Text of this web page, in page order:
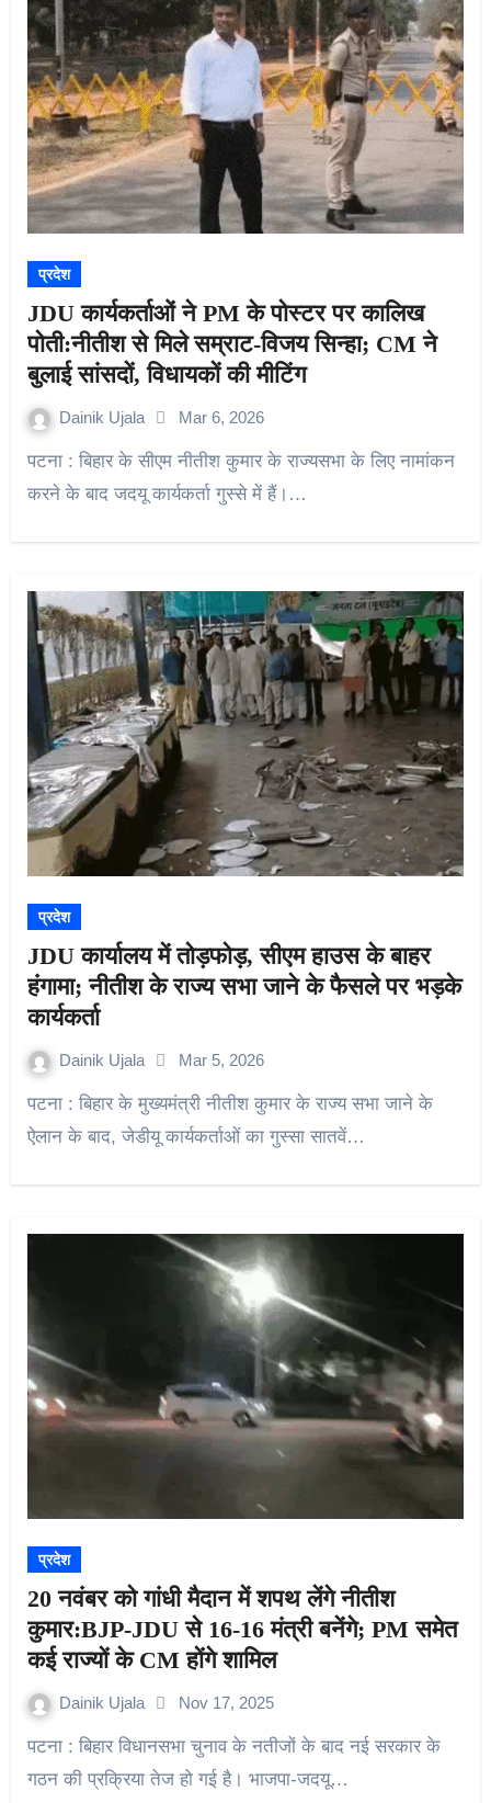
प्रदेश
JDU कार्यकर्ताओं ने PM के पोस्टर पर कालिख
पोती:नीतीश से मिले सम्राट-विजय सिन्हा; CM ने
बुलाई सांसदों, विधायकों की मीटिंग
Dainik Ujala Mar 6, 2026
पटना : बिहार के सीएम नीतीश कुमार के राज्यसभा के लिए नामांकन
करने के बाद जदयू कार्यकर्ता गुस्से में हैं।…
प्रदेश
JDU कार्यालय में तोड़फोड़, सीएम हाउस के बाहर
हंगामा; नीतीश के राज्य सभा जाने के फैसले पर भड़के
कार्यकर्ता
Dainik Ujala Mar 5, 2026
पटना : बिहार के मुख्यमंत्री नीतीश कुमार के राज्य सभा जाने के
ऐलान के बाद, जेडीयू कार्यकर्ताओं का गुस्सा सातवें…
प्रदेश
20 नवंबर को गांधी मैदान में शपथ लेंगे नीतीश
कुमार:BJP-JDU से 16-16 मंत्री बनेंगे; PM समेत
कई राज्यों के CM होंगे शामिल
Dainik Ujala Nov 17, 2025
पटना : बिहार विधानसभा चुनाव के नतीजों के बाद नई सरकार के
गठन की प्रक्रिया तेज हो गई है। भाजपा-जदयू…